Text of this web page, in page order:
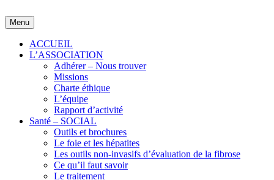
to
content
Menu
ACCUEIL
L’ASSOCIATION
Adhérer – Nous trouver
Missions
Charte éthique
L’équipe
Rapport d’activité
Santé – SOCIAL
Outils et brochures
Le foie et les hépatites
Les outils non-invasifs d’évaluation de la fibrose
Ce qu’il faut savoir
Le traitement